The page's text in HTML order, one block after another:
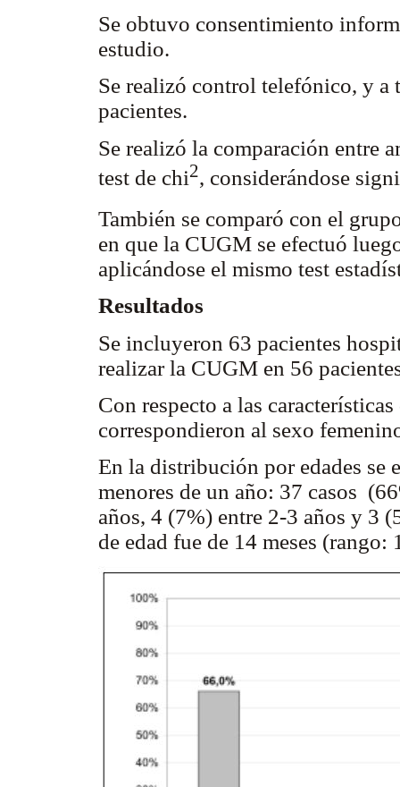
Se obtuvo consentimiento
estudio.
Se realizó control telefónico, y
pacientes.
Se realizó la comparación entre
test de chi2, considerándose
También se comparó con el
en que la CUGM se efectuó
aplicándose el mismo test
Resultados
Se incluyeron 63 pacientes
realizar la CUGM en 56
Con respecto a las
correspondieron al sexo
En la distribución por edades se
menores de un año: 37 casos
años, 4 (7%) entre 2-3 años y 3
de edad fue de 14 meses (rango: